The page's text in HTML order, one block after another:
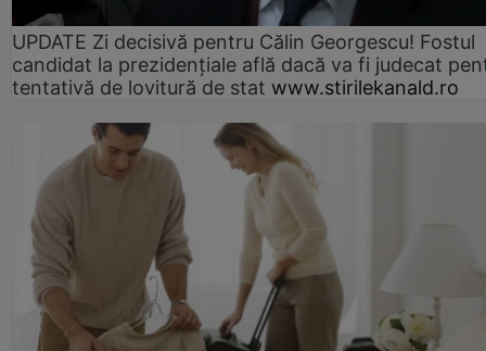
UPDATE Zi decisivă pentru Călin Georgescu! Fostul
candidat la prezidențiale află dacă va fi judecat
tentativă de lovitură de stat www.stirilekanald.ro